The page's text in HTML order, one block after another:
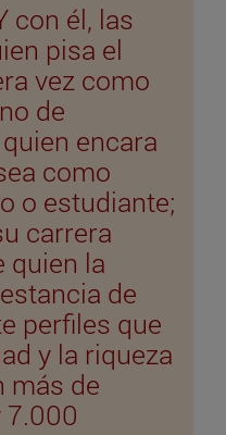
con él, las
pisa el
vez como
de
encara
como
o estudiante;
carrera
quien la
de
perfiles que
y la riqueza
más de
7.000